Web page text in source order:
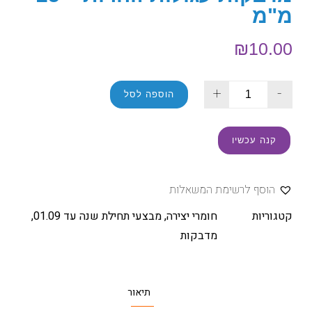
מ"מ
₪10.00
-
+ הוספה לסל
קנה עכשיו
הוסף לרשימת המשאלות
קטגוריות
חומרי יצירה,מבצעי תחילת שנה עד 01.09
,
מדבקות
תיאור